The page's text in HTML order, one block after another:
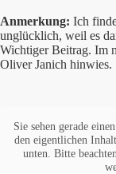
Anmerkung: Ich
unglücklich, weil es
Wichtiger Beitrag. Im
Oliver Janich hinwies.
Sie sehen gerade
den eigentlichen
unten. Bitte